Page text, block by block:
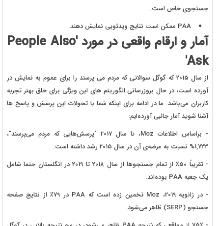
جستجوی خاص است.
PAA ممکن است نتایج ویدئویی نمایش دهند.
آمار و ارقام واقعی در مورد 'People Also
Ask'
از سال 2015 که گوگل سوالاتی که مردم می پرسند را برای عموم به نمایش در
آورده است، در حال بروزرسانی الگوریتم های این ویژگی برای خلق بهتر تجربه
کاربران می‌باشد. ما در ادامه برای اینکه شما با تحولات این پرسش و پاسخ ها
آشنا شوید آمار جالبی آورده‌ایم:
- براساس اطلاعات Moz، تا سال 2017 "پرسش‌هایی که مردم می‌پرسند"،
1,723% نسبت به عرضه‌ی آن در سال 2015 رشد داشته است.
- تقریباً 50٪ از تمام جستجوها از سال 2018 تا 2019 در انگلستان حتما شامل
یک جعبه PAA بوده‌اند.
- در ژانویه 2019، Moz تخمین زده است که PAA در 79٪ از نتایج صفحه
جستجو (SERP) ظاهر می‌شود.